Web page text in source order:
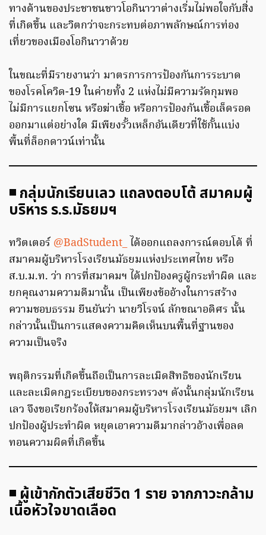
ทางด้านของประชาชนชาวโอกินาวาต่างเริ่มไม่พอใจกับสิ่ง
ที่เกิดขึ้น และวิตกว่าจะกระทบต่อภาพลักษณ์การท่อง
เที่ยวของเมืองโอกินาวาด้วย
ในขณะที่มีรายงานว่า มาตรการการป้องกันการระบาด
ของโรคโควิด-19 ในค่ายทั้ง 2 แห่งไม่มีความรัดกุมพอ
ไม่มีการแยกโซน หรือฆ่าเชื้อ หรือการป้องกันเชื้อเล็ดรอด
ออกมาแต่อย่างใด มีเพียงรั้วเหล็กอันเดียวที่ใช้กั้นแบ่ง
พื้นที่ล็อกดาวน์เท่านั้น
◾ กลุ่มนักเรียนเลว แถลงตอบโต้ สมาคมผู้
บริหาร ร.ร.มัธยมฯ
ทวิตเตอร์ @BadStudent_ได้ออกแถลงการณ์ตอบโต้ ที่
สมาคมผู้บริหารโรงเรียนมัธยมแห่งประเทศไทย หรือ
ส.บ.ม.ท. ว่า การที่สมาคมฯ ได้ปกป้องครูผู้กระทำผิด และ
ยกคุณงามความดีมานั้น เป็นเพียงข้ออ้างในการสร้าง
ความชอบธรรม ยืนยันว่า นายวิโรจน์ ลักขณาอดิศร นั้น
กล่าวนั้นเป็นการแสดงความคิดเห็นบนพื้นที่ฐานของ
ความเป็นจริง
พฤติกรรมที่เกิดขึ้นถือเป็นการละเมิดสิทธิของนักเรียน
และละเมิดกฎระเบียบของกระทรวงฯ ดังนั้นกลุ่มนักเรียน
เลว จึงขอเรียกร้องให้สมาคมผู้บริหารโรงเรียนมัธยมฯ เลิก
ปกป้องผู้ประทำผิด หยุดเอาความดีมากล่าวอ้างเพื่อลด
ทอนความผิดที่เกิดขึ้น
◾ ผู้เข้ากักตัวเสียชีวิต 1 ราย จากภาวะกล้าม
เนื้อหัวใจขาดเลือด